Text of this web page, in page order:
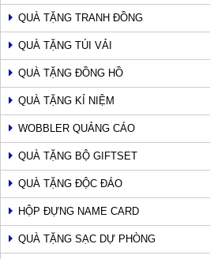
QUÀ TẶNG TRANH ĐỒNG
QUÀ TẶNG TÚI VẢI
QUÀ TẶNG ĐỒNG HỒ
QUÀ TẶNG KỈ NIỆM
WOBBLER QUẢNG CÁO
QUÀ TẶNG BỘ GIFTSET
QUÀ TẶNG ĐỘC ĐÁO
HỘP ĐỰNG NAME CARD
QUÀ TẶNG SẠC DỰ PHÒNG